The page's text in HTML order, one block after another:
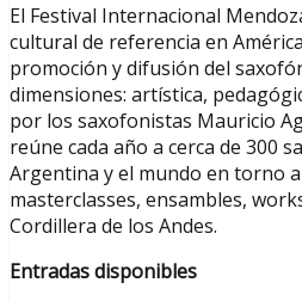
El Festival Internacional
cultural de referencia en
promoción y difusión del
dimensiones: artística,
por los saxofonistas Mauricio
reúne cada año a cerca de 300
Argentina y el mundo en torno
masterclasses, ensambles,
Cordillera de los Andes.
Entradas disponibles